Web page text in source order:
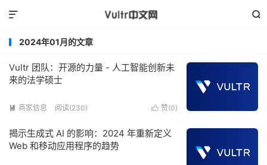


2024年01月的文章
Vultr 团队：开源的力量 - 人工智能创新未
来的法学硕士
 商家信息 阅读(230)  赞(0)
揭示生成式 AI 的影响：2024 年重新定义
Web 和移动应用程序的趋势